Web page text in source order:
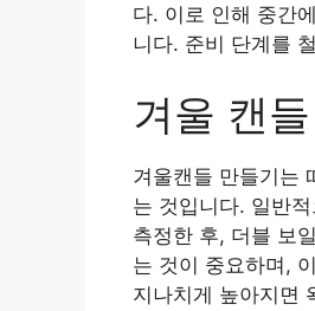
다. 이로 인해 중간
니다. 준비 단계를
겨울 캔
겨울캔들 만들기는
는 것입니다. 일반
측정한 후, 더블 보
는 것이 중요하며,
지나치게 높아지면